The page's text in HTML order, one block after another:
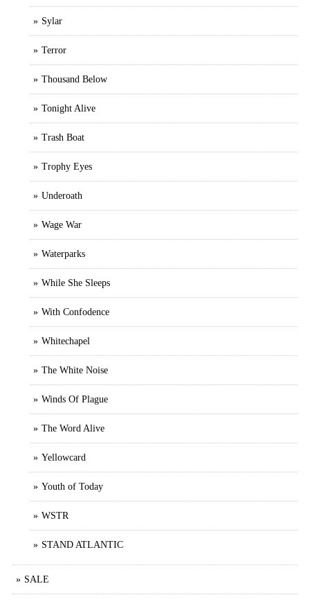
Sylar
Terror
Thousand Below
Tonight Alive
Trash Boat
Trophy Eyes
Underoath
Wage War
Waterparks
While She Sleeps
With Confodence
Whitechapel
The White Noise
Winds Of Plague
The Word Alive
Yellowcard
Youth of Today
WSTR
STAND ATLANTIC
SALE